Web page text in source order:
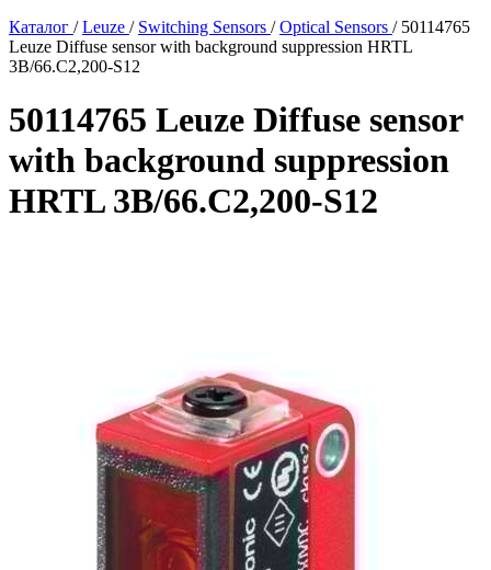
Каталог /Leuze / Switching Sensors /Optical Sensors / 50114765
Leuze Diffuse sensor with background suppression HRTL
3B/66.C2,200-S12
50114765 Leuze Diffuse sensor
with background suppression
HRTL 3B/66.C2,200-S12